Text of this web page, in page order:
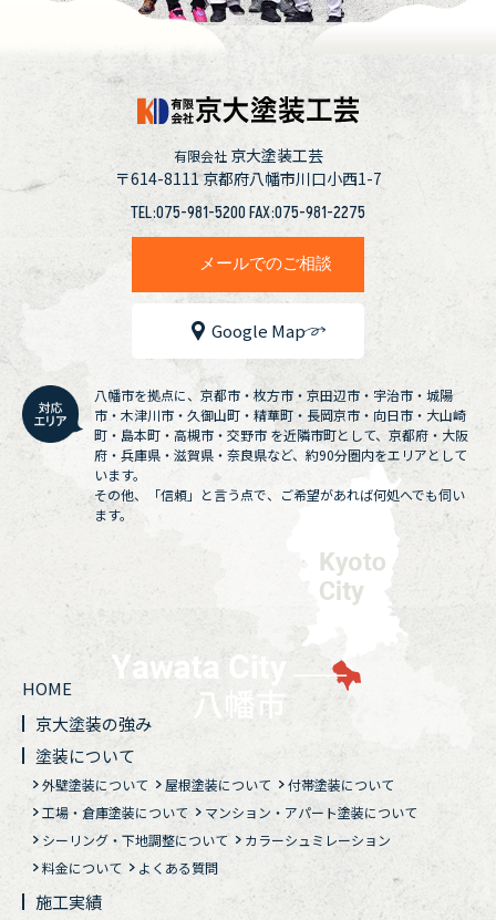
有限会社 京大塗装工芸
〒614-8111京都府八幡市川口小西1-7
TEL:075-981-5200 FAX:075-981-2275
メールでのご相談
Google Map
八幡市を拠点に、京都市・枚方市・京田辺市・宇治市・城陽
市・木津川市・久御山町・精華町・長岡京市・向日市・大山崎
町・島本町・高槻市・交野市 を近隣市町として、京都府・大阪
府・兵庫県・滋賀県・奈良県など、約90分圏内をエリアとして
います。
その他、「信頼」と言う点で、ご希望があれば何処へでも伺い
ます。
HOME
京大塗装の強み
塗装について
外壁塗装について 屋根塗装について
付帯塗装について
工場・倉庫塗装について
マンション・アパート塗装について
シーリング・下地調整について
カラーシュミレーション
料金について
よくある質問
施工実績